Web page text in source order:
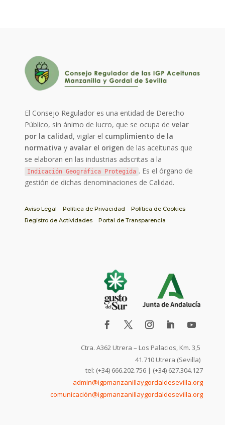
El Consejo Regulador es una entidad de Derecho
Público, sin ánimo de lucro, que se ocupa develar
por la calidad, vigilar el cumplimiento de la
normativa y avalar el origen de las aceitunas que
se elaboran en las industrias adscritas a la
Indicación Geográfica Protegida . Es el órgano de
gestión de dichas denominaciones de Calidad.
Aviso Legal Política de Privacidad
Política de Cookies
Registro de Actividades
Portal de Transparencia
Ctra. A362 Utrera – Los Palacios, Km. 3,5
41.710 Utrera (Sevilla)
tel: (+34) 666.202.756 | (+34) 627.304.127
admin@igpmanzanillaygordaldesevilla.org
comunicación@igpmanzanillaygordaldesevilla.org